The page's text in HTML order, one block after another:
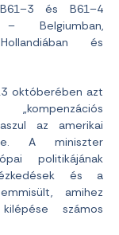
és B61–4
Belgiumban,
és
októberében azt
az amerikai
A miniszter
politikájának
és a
amihez
számos